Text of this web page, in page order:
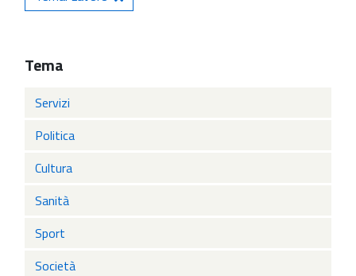
Tema
Servizi
Politica
Cultura
Sanità
Sport
Società